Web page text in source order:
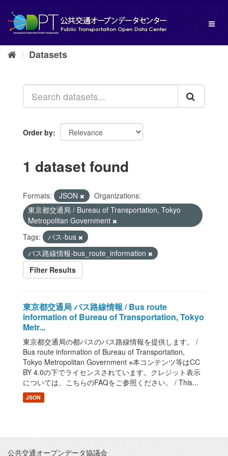
content
Datasets
Order by
1 dataset found
Formats: JSON
Organizations:
東京都交通局 / Bureau of Transportation, Tokyo
Metropolitan Government
Tags:
バス-bus
バス路線情報-bus_route_information
Filter Results
東京都交通局 バス路線情報 / Bus route
information of Bureau of Transportation, Tokyo
Metr...
東京都交通局の都バスのバス路線情報を提供します。 /
Bus route information of Bureau of Transportation,
Tokyo Metropolitan Government ※本コンテンツ等はCC
BY 4.0の下でライセンスされています。クレジット表示
については、こちらのFAQをご参照ください。 / This...
JSON
公共交通オープンデータ協議会